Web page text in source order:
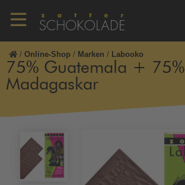
/ Online-Shop / Marken / Labooko
75% Guatemala + 75%
Madagaskar